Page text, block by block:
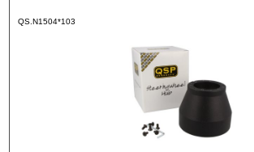
QS.N1504*103